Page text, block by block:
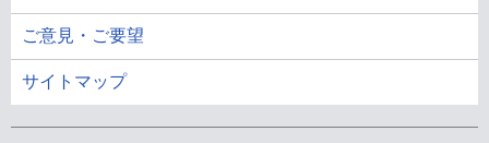
ご意見・ご要望
サイトマップ